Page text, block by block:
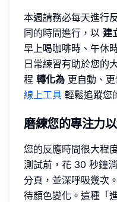
本週請務必每天進行
同的時間進行，以 建
早上喝咖啡時、午休
日常練習有助於您的
程 轉化為 更自動、
線上工具 輕鬆追蹤您
磨練您的專注力
您的反應時間很大程
測試前，花 30 秒鐘
分頁，並深呼吸幾次
待顏色變化。這種「